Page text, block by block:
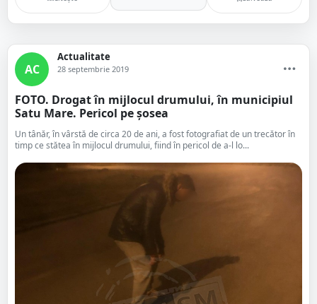
AC
Actualitate
28 septembrie 2019
FOTO. Drogat în mijlocul drumului, în municipiul
Satu Mare. Pericol pe șosea
Un tânăr, în vârstă de circa 20 de ani, a fost fotografiat de un trecător în
timp ce stătea în mijlocul drumului, fiind în pericol de a-l lo...